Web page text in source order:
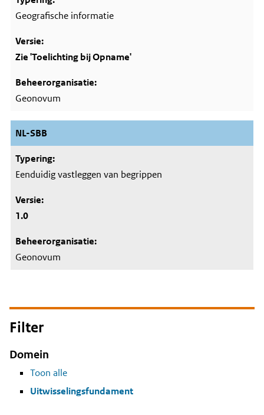
Geografische informatie
Zie 'Toelichting bij Opname'
Geonovum
NL-SBB
Eenduidig vastleggen van begrippen
1.0
Geonovum
Filter
Domein
Toon alle
Uitwisselingsfundament